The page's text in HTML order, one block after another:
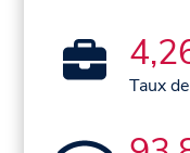
Taux